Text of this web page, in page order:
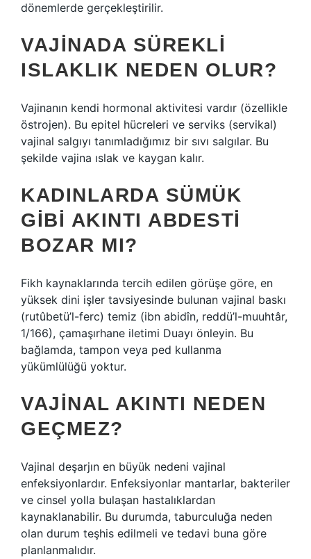
dönemlerde gerçekleştirilir.
VAJINADA SÜREKLI
ISLAKLIK NEDEN OLUR?
Vajinanın kendi hormonal aktivitesi vardır (özellikle
östrojen). Bu epitel hücreleri ve serviks (servikal)
vajinal salgıyı tanımladığımız bir sıvı salgılar. Bu
şekilde vajina ıslak ve kaygan kalır.
KADINLARDA SÜMÜK
GIBI AKINTI ABDESTI
BOZAR MI?
Fikh kaynaklarında tercih edilen görüşe göre, en
yüksek dini işler tavsiyesinde bulunan vajinal baskı
(rutûbetü’l-ferc) temiz (ibn abidîn, reddü’l-muuhtâr,
1/166), çamaşırhane iletimi Duayı önleyin. Bu
bağlamda, tampon veya ped kullanma
yükümlülüğü yoktur.
VAJINAL AKINTI NEDEN
GEÇMEZ?
Vajinal deşarjın en büyük nedeni vajinal
enfeksiyonlardır. Enfeksiyonlar mantarlar, bakteriler
ve cinsel yolla bulaşan hastalıklardan
kaynaklanabilir. Bu durumda, taburculuğa neden
olan durum teşhis edilmeli ve tedavi buna göre
planlanmalıdır.